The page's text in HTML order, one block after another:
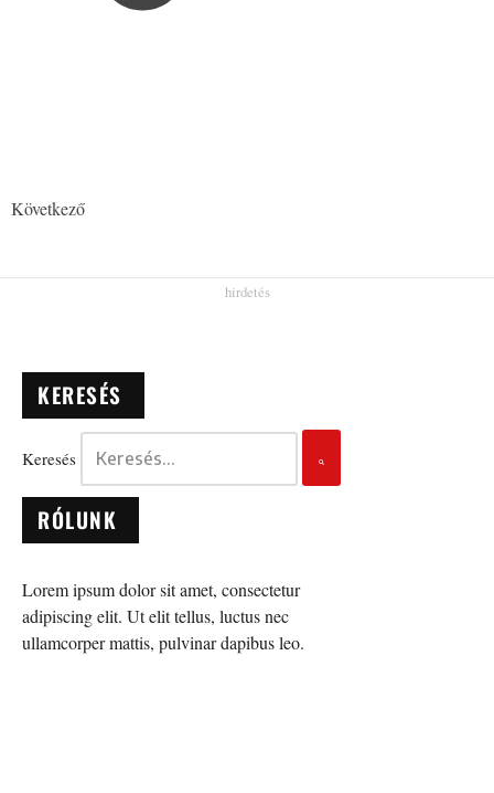
Következő
KERESÉS
Keresés
RÓLUNK
Lorem ipsum dolor sit amet, consectetur
adipiscing elit. Ut elit tellus, luctus nec
ullamcorper mattis, pulvinar dapibus leo.